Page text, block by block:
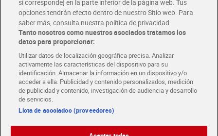
Tarjeta MaX Dia
Te devuelve hasta 8€/mes de tus compras.
¡Solicita tu tarjeta de crédito aquí!
COMER MEJOR CADA DIA
COLABORA CON DIA ABRE TU TIENDA DIA CORPORATE
si corresponde] en la parte inferior de la página web. Tus
opciones tendrán efecto dentro de nuestro Sitio web. Para
saber más, consulta nuestra política de privacidad.
Tanto nosotros como nuestros asociados tratamos los
datos para proporcionar:
Utilizar datos de localización geográfica precisa. Analizar
activamente las características del dispositivo para su
identificación. Almacenar la información en un dispositivo y/o
acceder a ella. Publicidad y contenido personalizados, medición
de publicidad y contenido, investigación de audiencia y desarrollo
de servicios.
Lista de asociados (proveedores)